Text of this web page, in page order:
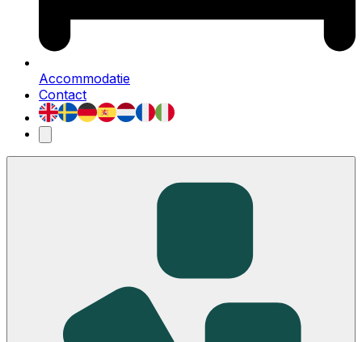
Accommodatie
Contact